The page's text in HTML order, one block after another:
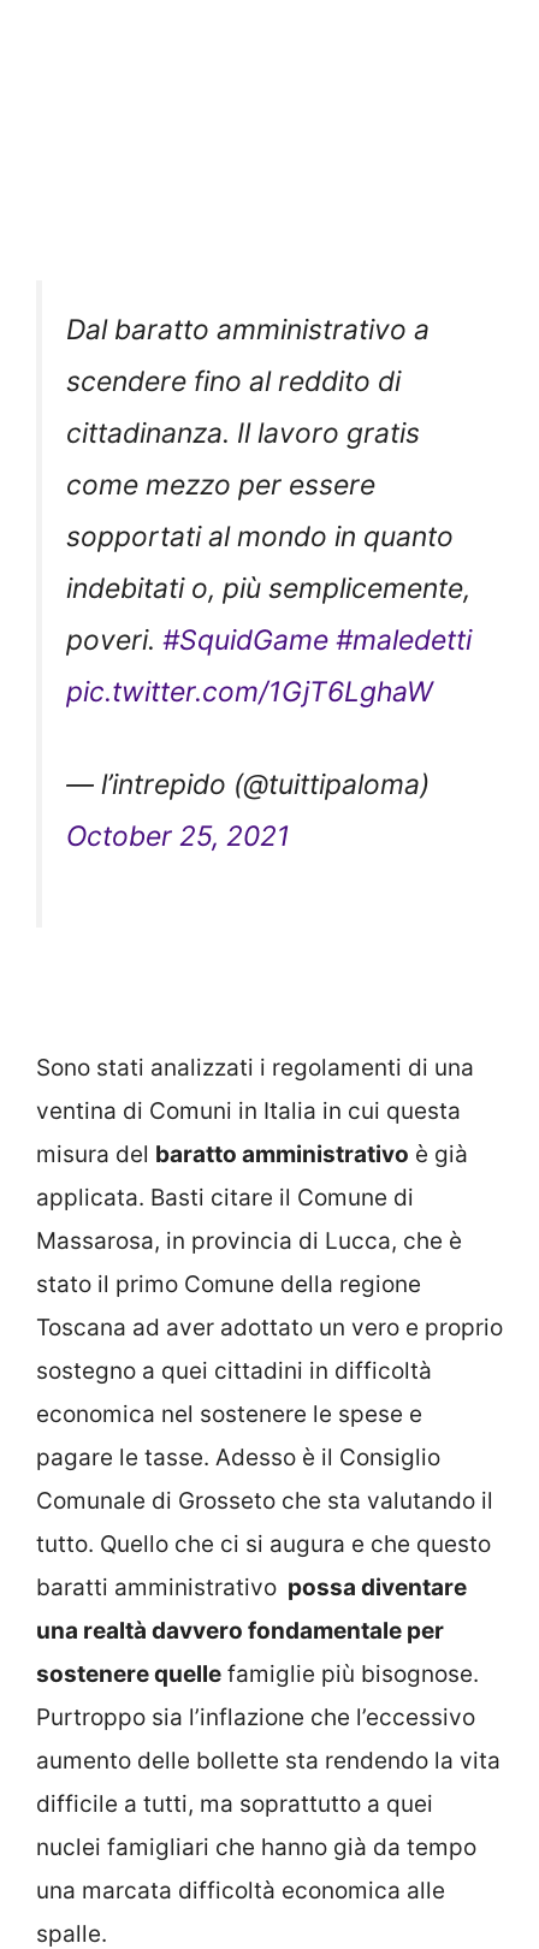
Dal baratto amministrativo a
scendere fino al reddito di
cittadinanza. Il lavoro gratis
come mezzo per essere
sopportati al mondo in quanto
indebitati o, più semplicemente,
poveri. #SquidGame #maledetti
pic.twitter.com/1GjT6LghaW
— l’intrepido (@tuittipaloma)
October 25, 2021
Sono stati analizzati i regolamenti di una
ventina di Comuni in Italia in cui questa
misura del baratto amministrativo è già
applicata. Basti citare il Comune di
Massarosa, in provincia di Lucca, che è
stato il primo Comune della regione
Toscana ad aver adottato un vero e proprio
sostegno a quei cittadini in difficoltà
economica nel sostenere le spese e
pagare le tasse. Adesso è il Consiglio
Comunale di Grosseto che sta valutando il
tutto. Quello che ci si augura e che questo
baratti amministrativo possa diventare
una realtà davvero fondamentale per
sostenere quelle famiglie più bisognose.
Purtroppo sia l’inflazione che l’eccessivo
aumento delle bollette sta rendendo la vita
difficile a tutti, ma soprattutto a quei
nuclei famigliari che hanno già da tempo
una marcata difficoltà economica alle
spalle.